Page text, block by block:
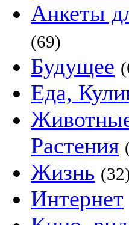
Анкеты
(69)
Будущее
Еда,
Растения
Жизнь
Интернет